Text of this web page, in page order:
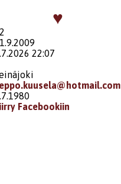
♥
22:07
Facebookiin